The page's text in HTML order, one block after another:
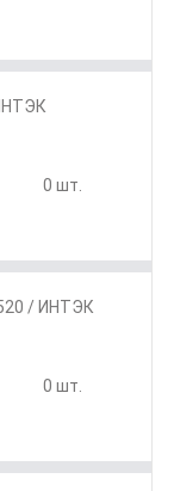
0 шт.
/ ИНТЭК
0 шт.